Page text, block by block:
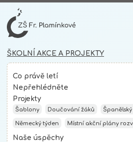
ŠKOLNÍ AKCE A PROJEKTY
Co právě letí
Nepřehlédněte
Projekty
Šablony Doučování žáků
Německý týden Místní akční plány
Naše úspěchy